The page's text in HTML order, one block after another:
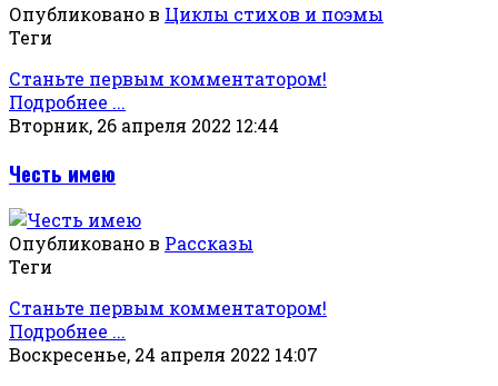
Опубликовано в Циклы стихов и поэмы
Теги
Станьте первым комментатором!
Подробнее ...
Вторник, 26 апреля 2022 12:44
Честь имею
Опубликовано в Рассказы
Теги
Станьте первым комментатором!
Подробнее ...
Воскресенье, 24 апреля 2022 14:07